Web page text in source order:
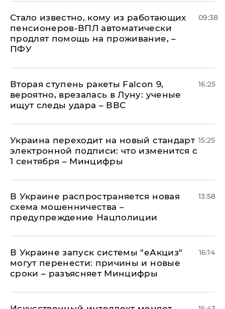
Стало известно, кому из работающих
пенсионеров-ВПЛ автоматически
продлят помощь на проживание, –
ПФУ
09:38
Вторая ступень ракеты Falcon 9,
вероятно, врезалась в Луну: ученые
ищут следы удара – ВВС
16:25
Украина переходит на новый стандарт
электронной подписи: что изменится с
1 сентября – Минцифры
15:25
В Украине распространяется новая
схема мошенничества –
предупреждение Нацполиции
13:58
В Украине запуск системы "еАкциз"
могут перенести: причины и новые
сроки – разъясняет Минцифры
16:14